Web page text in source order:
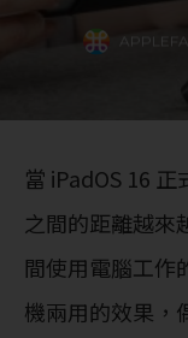
當 iPadOS 16
之間的距離越來
間使用電腦工作
機兩用的效果，